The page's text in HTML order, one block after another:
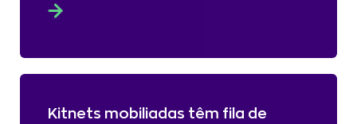
Kitnets mobiliadas têm fila de